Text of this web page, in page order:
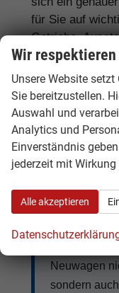
für Sie auf
Getriebe,
Lieferzeit,
Häufig gefragte
Scheinwerfer,
Sitzheizung,
Cockpit,
moderne
Neuwagen
sondern
Wir
Unsere Website
Sie bereitzustellen.
Auswahl und
Analytics und
Einverständnis
jederzeit mit
Alle akzeptieren